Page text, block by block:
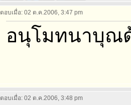
ตอบเมื่อ: 02 ต.ค.2006, 3:47 pm
อนุโมทนาบุณ
ตอบเมื่อ: 02 ต.ค.2006, 3:48 pm